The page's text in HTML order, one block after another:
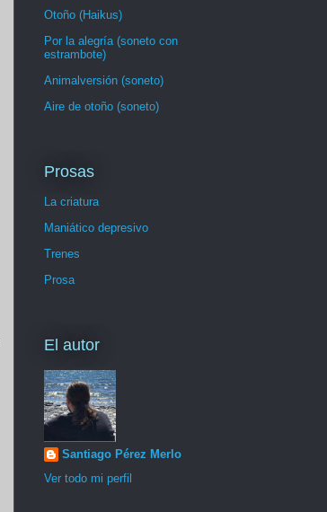
Otoño (Haikus)
Por la alegría (soneto con
estrambote)
Animalversión (soneto)
Aire de otoño (soneto)
Prosas
La criatura
Maniático depresivo
Trenes
Prosa
El autor
Santiago Pérez Merlo
Ver todo mi perfil